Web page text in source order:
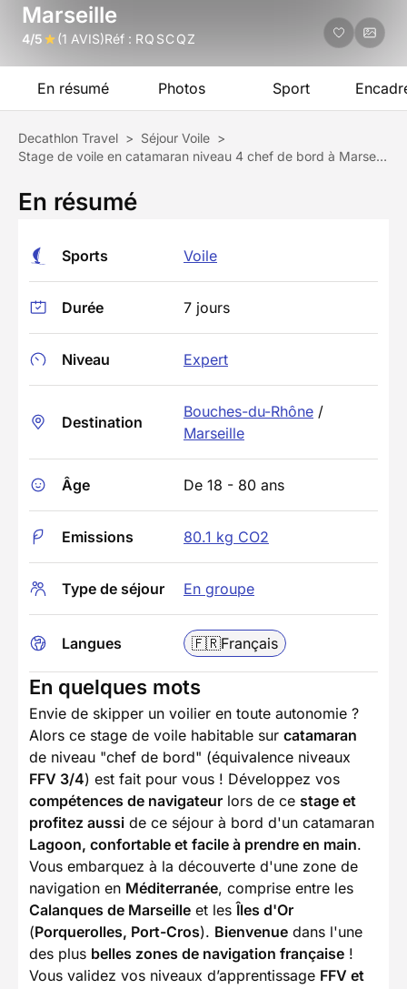
Marseille
4/5 (1 AVIS)Réf : RQSCQZ
En résumé Photos Sport
Decathlon Travel > Séjour Voile >
Stage de voile en catamaran niveau 4 chef de bord à Marseille
En résumé
Sports Voile
Durée 7 jours
Niveau Expert
Destination
Bouches-du-Rhône /
Marseille
Âge De 18 - 80 ans
Emissions 80.1 kg CO2
Type de séjour En groupe
Langues 🇫🇷Français
En quelques mots
Envie de skipper un voilier en toute autonomie ?
Alors ce stage de voile habitable sur catamaran
de niveau "chef de bord" (équivalence niveaux
FFV 3/4) est fait pour vous ! Développez vos
compétences de navigateur lors de ce stage et
profitez aussi de ce séjour à bord d'un catamaran
Lagoon, confortable et facile à prendre en main.
Vous embarquez à la découverte d'une zone de
navigation en Méditerranée, comprise entre les
Calanques de Marseille et lesÎles d'Or
(Porquerolles, Port-Cros). Bienvenue dans l'une
des plus belles zones de navigation française !
Vous validez vos niveaux d’apprentissage FFV et